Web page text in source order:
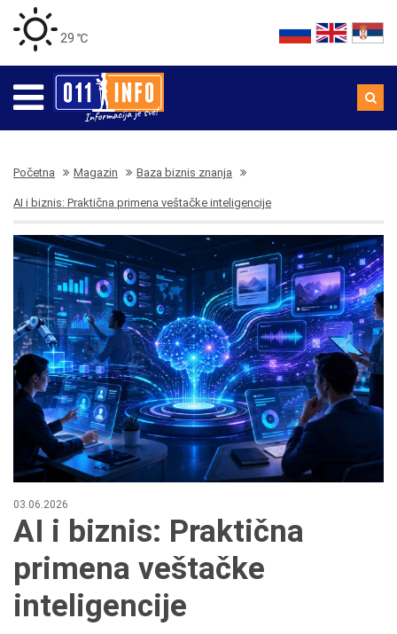
29 ℃
Početna Magazin Baza biznis znanja
AI i biznis: Praktična primena veštačke inteligencije
03.06.2026
AI i biznis: Praktična
primena veštačke
inteligencije